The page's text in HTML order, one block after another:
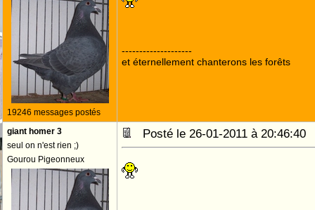
19246 messages postés
--------------------
et éternellement chanterons les forêts
giant homer 3
seul on n'est rien ;)
Gourou Pigeonneux
Posté le 26-01-2011 à